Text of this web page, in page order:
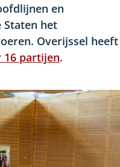
en
Staten het
Overijssel heeft
16 partijen.